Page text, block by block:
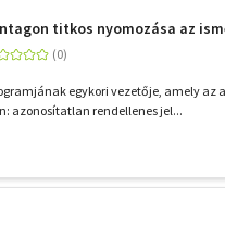
titkos nyomozása az
egykori vezetője, amely
azonosítatlan rendellenes jel...